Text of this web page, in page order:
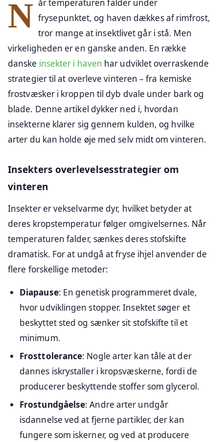
Når temperaturen falder under frysepunktet, og haven dækkes af rimfrost,
tror mange at insektlivet går i stå. Men
virkeligheden er en ganske anden. En række
danske insekter i haven har udviklet overraskende
strategier til at overleve vinteren – fra kemiske
frostvæsker i kroppen til dyb dvale under bark og
blade. Denne artikel dykker ned i, hvordan
insekterne klarer sig gennem kulden, og hvilke
arter du kan holde øje med selv midt om vinteren.
Insekters overlevelsesstrategier om
vinteren
Insekter er vekselvarme dyr, hvilket betyder at
deres kropstemperatur følger omgivelsernes. Når
temperaturen falder, sænkes deres stofskifte
dramatisk. For at undgå at fryse ihjel anvender de
flere forskellige metoder:
Diapause: En genetisk programmeret dvale,
hvor udviklingen stopper. Insektet søger et
beskyttet sted og sænker sit stofskifte til et
minimum.
Frosttolerance: Nogle arter kan tåle at der
dannes iskrystaller i kropsvæskerne, fordi de
producerer beskyttende stoffer som glycerol.
Frostundgåelse: Andre arter undgår
isdannelse ved at fjerne partikler, der kan
fungere som iskerner, og ved at producere